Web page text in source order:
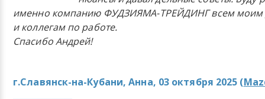
именно компанию ФУДЗИЯМА-ТРЕЙДИНГ всем моим
и коллегам по работе.
Спасибо Андрей!
г.Славянск-на-Кубани, Анна, 03 октября 2025 (